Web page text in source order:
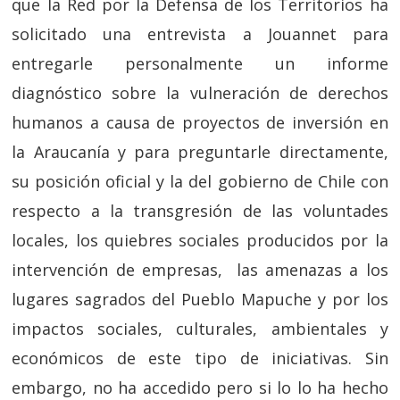
que la Red por la Defensa de los Territorios ha
solicitado una entrevista a Jouannet para
entregarle personalmente un informe
diagnóstico sobre la vulneración de derechos
humanos a causa de proyectos de inversión en
la Araucanía y para preguntarle directamente,
su posición oficial y la del gobierno de Chile con
respecto a la transgresión de las voluntades
locales, los quiebres sociales producidos por la
intervención de empresas, las amenazas a los
lugares sagrados del Pueblo Mapuche y por los
impactos sociales, culturales, ambientales y
económicos de este tipo de iniciativas. Sin
embargo, no ha accedido pero si lo lo ha hecho